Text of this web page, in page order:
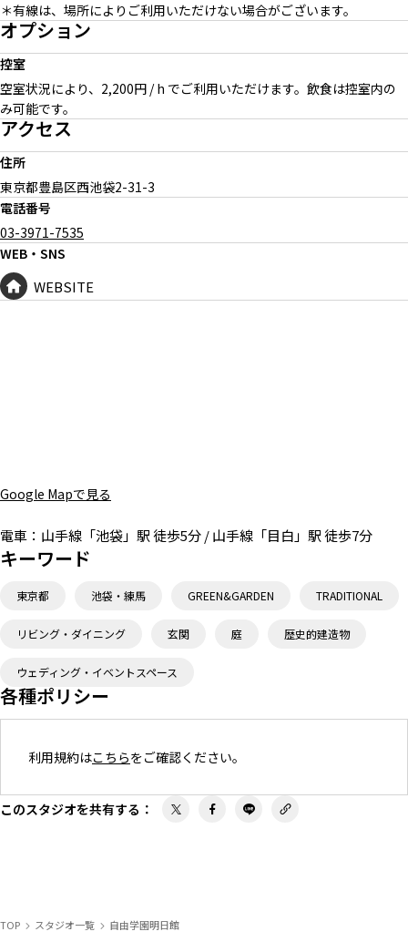
＊有線は、場所によりご利用いただけない場合がございます。
オプション
控室
空室状況により、2,200円 / h でご利用いただけます。飲食は控室内の
み可能です。
アクセス
住所
東京都豊島区西池袋2-31-3
電話番号
03-3971-7535
WEB・SNS
WEBSITE
Google Mapで見る
電車： 山手線「池袋」駅 徒歩5分 / 山手線「目白」駅 徒歩7分
キーワード
東京都 池袋・練馬 GREEN&GARDEN TRADITIONAL
リビング・ダイニング 玄関 庭 歴史的建造物
ウェディング・イベントスペース
各種ポリシー
利用規約はこちらをご確認ください。
このスタジオを共有する ：
TOP スタジオ一覧 自由学園明日館